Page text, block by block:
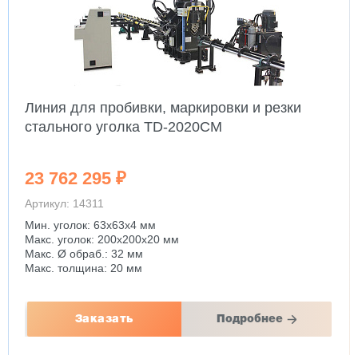
маркировки и резки
2020CM
Подробнее
Токарно
Заказать